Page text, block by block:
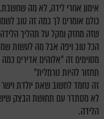
אימון אחרי לידה, לא מה שחשבת.
כולם אומרים לך כמה זה טוב
שזה מחזק ומקל על תהליך
הכל טוב ויפה אבל מה לעשות
מסוימים זה "אלוהים אדירים
תחזור להיות נורמלית"
זה נחמד לחשוב שאת יולדת
לא מסתדר עם תחושת הבצק
הלידה.